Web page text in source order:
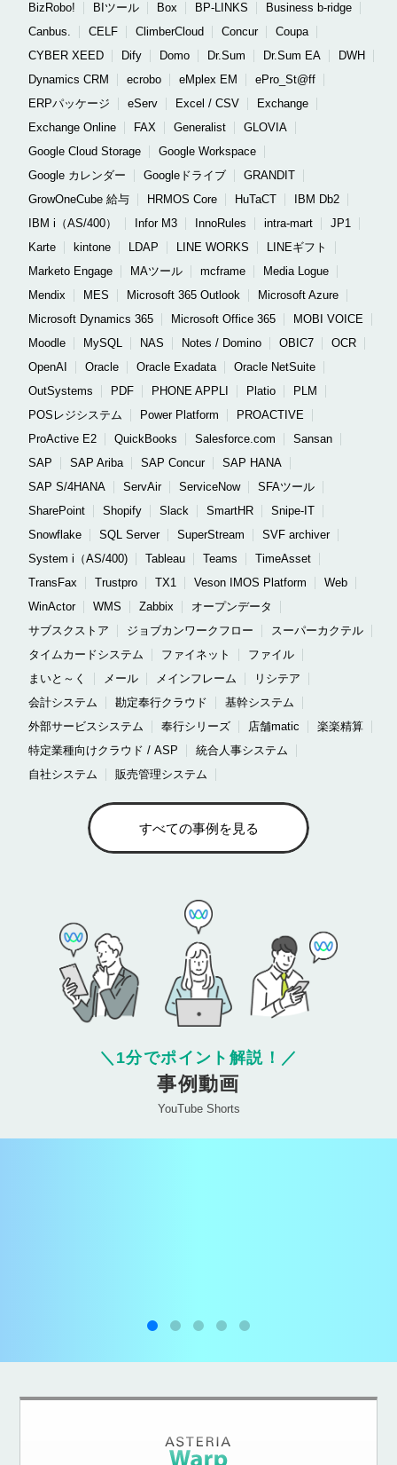
BizRobo!
BIツール Box BP-LINKS
Business b-ridge
Canbus.
CELF ClimberCloud Concur
Coupa
CYBER XEED
Dify Domo Dr.Sum Dr.Sum EA
DWH
Dynamics CRM
ecrobo eMplex EM
ePro_St@ff
ERPパッケージ
eServ Excel / CSV
Exchange
Exchange Online
FAX Generalist
GLOVIA
Google Cloud Storage
Google Workspace
Google カレンダー
Googleドライブ
GRANDIT
GrowOneCube 給与
HRMOS Core HuTaCT
IBM Db2
IBM i（AS/400）
Infor M3 InnoRules intra-mart
JP1
Karte
kintone LDAP LINE WORKS
LINEギフト
Marketo Engage
MAツール mcframe
Media Logue
Mendix
MES Microsoft 365 Outlook
Microsoft Azure
Microsoft Dynamics 365
Microsoft Office 365
MOBI VOICE
Moodle
MySQL NAS Notes / Domino OBIC7
OCR
OpenAI
Oracle Oracle Exadata
Oracle NetSuite
OutSystems
PDF PHONE APPLI Platio
PLM
POSレジシステム
Power Platform
PROACTIVE
ProActive E2
QuickBooks Salesforce.com
Sansan
SAP
SAP Ariba SAP Concur
SAP HANA
SAP S/4HANA
ServAir ServiceNow
SFAツール
SharePoint
Shopify Slack SmartHR
Snipe-IT
Snowflake
SQL Server SuperStream
SVF archiver
System i（AS/400)
Tableau Teams
TimeAsset
TransFax
Trustpro TX1 Veson IMOS Platform
Web
WinActor
WMS Zabbix
オープンデータ
サブスクストア
ジョブカンワークフロー
スーパーカクテル
タイムカードシステム
ファイネット
ファイル
まいと～く
メール メインフレーム
リシテア
会計システム
勘定奉行クラウド
基幹システム
外部サービスシステム
奉行シリーズ 店舗matic
楽楽精算
特定業種向けクラウド / ASP
統合人事システム
自社システム
販売管理システム
すべての事例を見る
＼ 1分でポイント解説！ ／
事例動画
YouTube Shorts